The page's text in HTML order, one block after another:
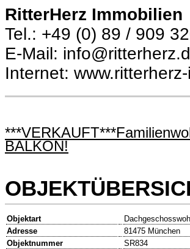
RitterHerz Immobilien
Tel.: +49 (0) 89 / 909
E-Mail:
Internet:
BALKON!
Objektart
Adresse
81475 München
Objektnummer
SR834